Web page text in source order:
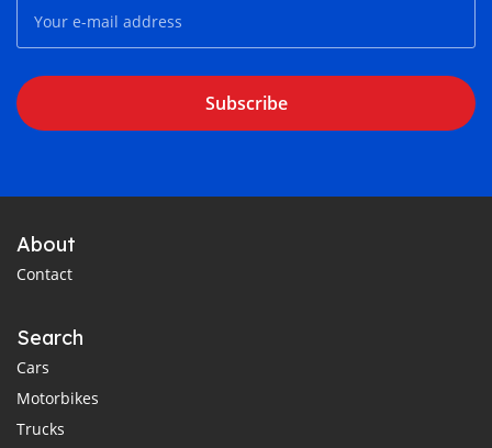
Subscribe
About
Contact
Search
Cars
Motorbikes
Trucks